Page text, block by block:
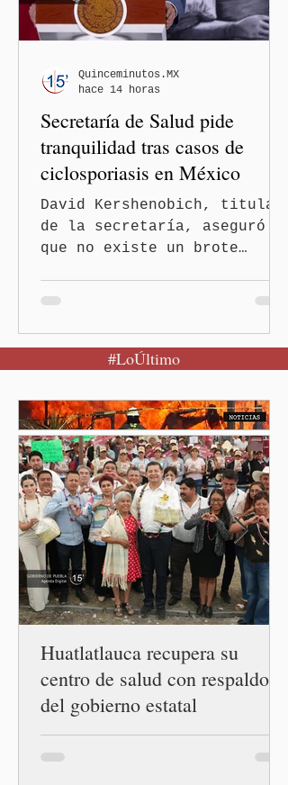
Secretaría de Salud pide
tranquilidad tras casos de
ciclosporiasis en México
David Kershenobich, titular
de la secretaría, aseguró
que no existe un brote
secretario de Salud
federal, David Kershenobich
exista un brote activo de
ciclosporiasis en México,
luego del incremento de
casos registrado en Estados
Unidos. Durante la
conferencia matutina en
Palacio Nacional, el
funcionario informó que en
el país únicamente se han
confirmado 33 casos de esta
enferme
Quinceminutos.MX
hace 14 horas
#LoÚltimo
Huatlatlauca recupera su
centro de salud con respaldo
del gobierno estatal